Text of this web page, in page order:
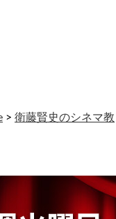
> 衛藤賢史のシネマ教